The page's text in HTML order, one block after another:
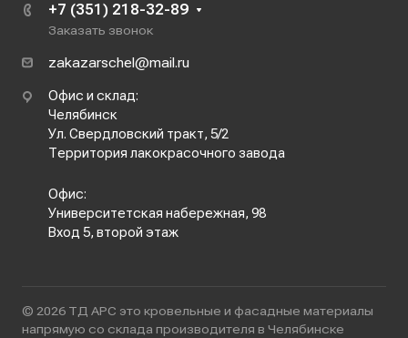
+7 (351) 218-32-89
Заказать звонок
zakazarschel@mail.ru
Офис и склад:
Челябинск
Ул. Свердловский тракт, 5/2
Территория лакокрасочного завода
Офис:
Университетская набережная, 98
Вход 5, второй этаж
© 2026 ТД АРС это кровельные и фасадные материалы
напрямую со склада производителя в Челябинске